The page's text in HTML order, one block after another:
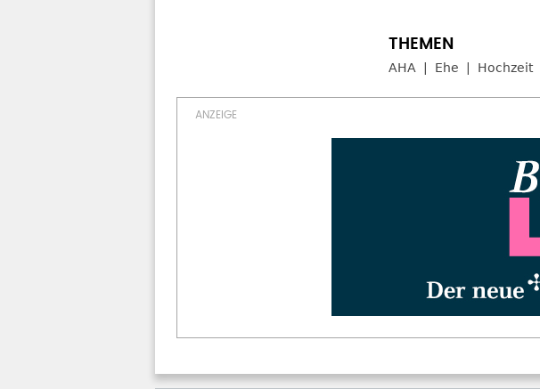
AHA Ehe Hochzeit